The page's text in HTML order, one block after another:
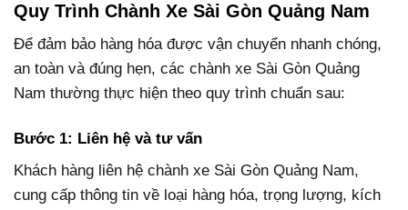
Quy Trình Chành Xe Sài Gòn Quảng Nam
Để đảm bảo hàng hóa được vận chuyển nhanh chóng,
an toàn và đúng hẹn, các chành xe Sài Gòn Quảng
Nam thường thực hiện theo quy trình chuẩn sau:
Bước 1: Liên hệ và tư vấn
Khách hàng liên hệ chành xe Sài Gòn Quảng Nam,
cung cấp thông tin về loại hàng hóa, trọng lượng, kích